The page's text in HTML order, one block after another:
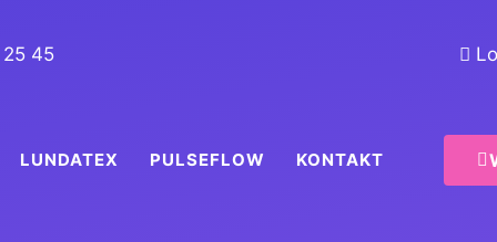
45
LUNDATEX PULSEFLOW KONTAKT